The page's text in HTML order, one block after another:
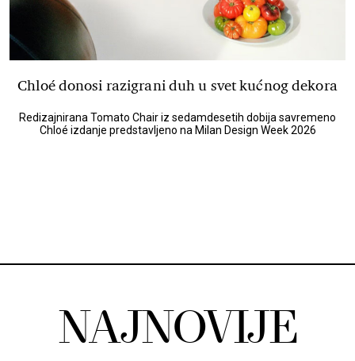
Chloé donosi razigrani duh u svet kućnog dekora
Redizajnirana Tomato Chair iz sedamdesetih dobija savremeno
Chloé izdanje predstavljeno na Milan Design Week 2026
NAJNOVIJE